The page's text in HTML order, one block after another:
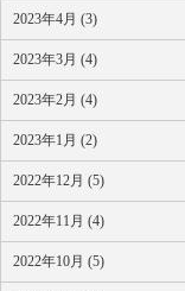
2023年4月 (3)
2023年3月 (4)
2023年2月 (4)
2023年1月 (2)
2022年12月 (5)
2022年11月 (4)
2022年10月 (5)